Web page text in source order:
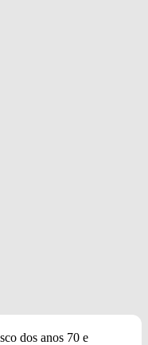
dos anos 70 e